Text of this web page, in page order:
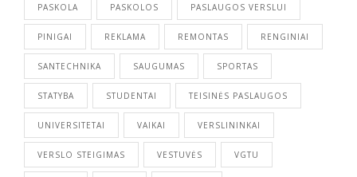
PASKOLA PASKOLOS PASLAUGOS VERSLUI
PINIGAI REKLAMA REMONTAS RENGINIAI
SANTECHNIKA SAUGUMAS SPORTAS
STATYBA STUDENTAI TEISINĖS PASLAUGOS
UNIVERSITETAI VAIKAI VERSLININKAI
VERSLO STEIGIMAS VESTUVĖS VGTU